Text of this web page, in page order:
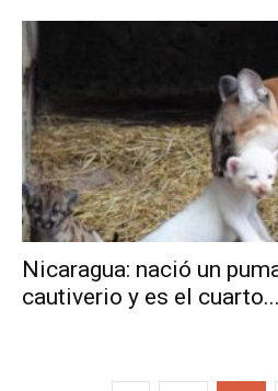
Nicaragua: nació un
cautiverio y es el cuarto...